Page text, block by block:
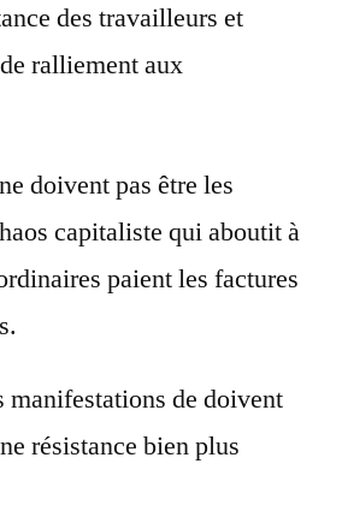
des travailleurs et
ralliement aux
doivent pas être les
capitaliste qui aboutit à
paient les factures
manifestations de doivent
résistance bien plus